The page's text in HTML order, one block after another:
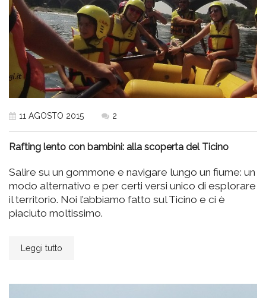
11 AGOSTO 2015 2
Rafting lento con bambini: alla scoperta del Ticino
Salire su un gommone e navigare lungo un fiume: un
modo alternativo e per certi versi unico di esplorare
il territorio. Noi l’abbiamo fatto sul Ticino e ci è
piaciuto moltissimo.
Leggi tutto